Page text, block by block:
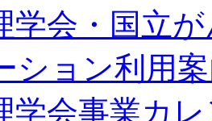
学会・国立
ション利用
学会事業カ